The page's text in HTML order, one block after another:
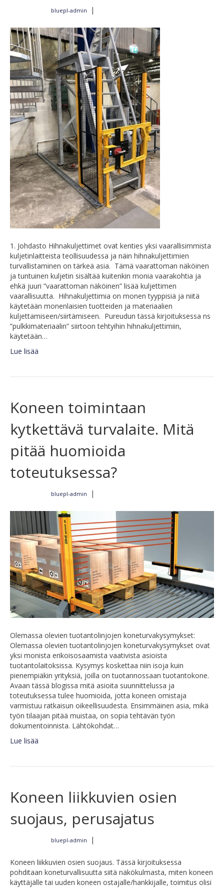
bluepl-admin |
1. Johdasto Hihnakuljettimet ovat kenties yksi vaarallisimmista
kuljetinlaitteista teollisuudessa ja näin hihnakuljettimien
turvallistaminen on tärkeä asia. Tämä vaarattoman näköinen
ja tuntuinen kuljetin sisältää kuitenkin monia vaarakohtia ja
ehkä juuri ”vaarattoman näköinen” lisää kuljettimen
vaarallisuutta. Hihnakuljettimia on monen tyyppisiä ja niitä
käytetään monenlaisien tuotteiden ja materiaalien
kuljettamiseen/siirtämiseen. Pureudun tässä kirjoituksessa ns
”pulkkimateriaalin” siirtoon tehtyihin hihnakuljettimiin,
käytetään…
Lue lisää
Koneen toimintaan
kytkettävä turvalaite. Mitä
pitää huomioida
toteutuksessa?
bluepl-admin |
Olemassa olevien tuotantolinjojen koneturvakysymykset:
Olemassa olevien tuotantolinjojen koneturvakysymykset ovat
yksi monista erikoisosaamista vaativista asioista
tuotantolaitoksissa. Kysymys koskettaa niin isoja kuin
pienempiäkin yrityksiä, joilla on tuotannossaan tuotantokone.
Avaan tässä blogissa mitä asioita suunnittelussa ja
toteutuksessa tulee huomioida, jotta koneen omistaja
varmistuu ratkaisun oikeellisuudesta. Ensimmäinen asia, mikä
työn tilaajan pitää muistaa, on sopia tehtävän työn
dokumentoinnista. Lähtökohdat…
Lue lisää
Koneen liikkuvien osien
suojaus, perusajatus
bluepl-admin |
Koneen liikkuvien osien suojaus. Tässä kirjoituksessa
pohditaan koneturvallisuutta siitä näkökulmasta, miten koneen
käyttäjälle tai uuden koneen ostajalle/hankkijalle, toimitus olisi